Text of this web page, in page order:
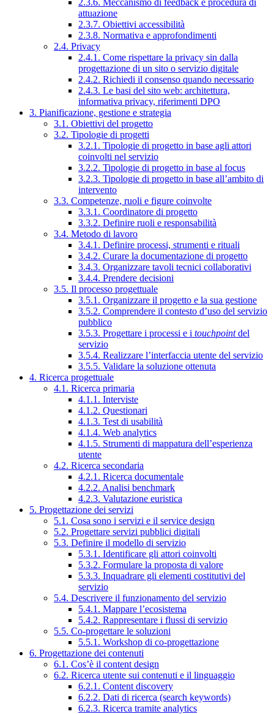
2.3.6. Meccanismo di feedback e procedura di
attuazione
2.3.7. Obiettivi accessibilità
2.3.8. Normativa e approfondimenti
2.4. Privacy
2.4.1. Come rispettare la privacy sin dalla
progettazione di un sito o servizio digitale
2.4.2. Richiedi il consenso quando necessario
2.4.3. Le basi del sito web: architettura,
informativa privacy, riferimenti DPO
3. Pianificazione, gestione e strategia
3.1. Obiettivi del progetto
3.2. Tipologie di progetti
3.2.1. Tipologie di progetto in base agli attori
coinvolti nel servizio
3.2.2. Tipologie di progetto in base al focus
3.2.3. Tipologie di progetto in base all’ambito di
intervento
3.3. Competenze, ruoli e figure coinvolte
3.3.1. Coordinatore di progetto
3.3.2. Definire ruoli e responsabilità
3.4. Metodo di lavoro
3.4.1. Definire processi, strumenti e rituali
3.4.2. Curare la documentazione di progetto
3.4.3. Organizzare tavoli tecnici collaborativi
3.4.4. Prendere decisioni
3.5. Il processo progettuale
3.5.1. Organizzare il progetto e la sua gestione
3.5.2. Comprendere il contesto d’uso del servizio
pubblico
3.5.3. Progettare i processi e i touchpointdel
servizio
3.5.4. Realizzare l’interfaccia utente del servizio
3.5.5. Validare la soluzione ottenuta
4. Ricerca progettuale
4.1. Ricerca primaria
4.1.1. Interviste
4.1.2. Questionari
4.1.3. Test di usabilità
4.1.4. Web analytics
4.1.5. Strumenti di mappatura dell’esperienza
utente
4.2. Ricerca secondaria
4.2.1. Ricerca documentale
4.2.2. Analisi benchmark
4.2.3. Valutazione euristica
5. Progettazione dei servizi
5.1. Cosa sono i servizi e il service design
5.2. Progettare servizi pubblici digitali
5.3. Definire il modello di servizio
5.3.1. Identificare gli attori coinvolti
5.3.2. Formulare la proposta di valore
5.3.3. Inquadrare gli elementi costitutivi del
servizio
5.4. Descrivere il funzionamento del servizio
5.4.1. Mappare l’ecosistema
5.4.2. Rappresentare i flussi di servizio
5.5. Co-progettare le soluzioni
5.5.1. Workshop di co-progettazione
6. Progettazione dei contenuti
6.1. Cos’è il content design
6.2. Ricerca utente sui contenuti e il linguaggio
6.2.1. Content discovery
6.2.2. Dati di ricerca (search keywords)
6.2.3. Ricerca tramite analytics